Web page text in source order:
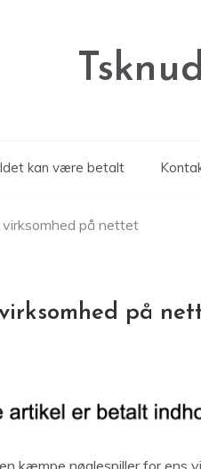
kan være betalt
virksomhed på nettet
på
kæmpe nøglespiller for ens